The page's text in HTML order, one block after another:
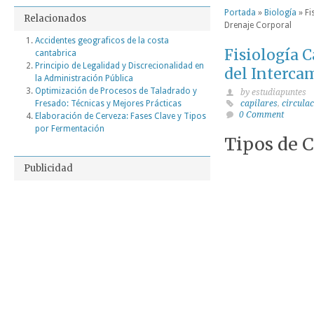
Portada » Biología »
Drenaje Corporal
Fisiología
del
by estudiapuntes
capilares,
0 Comment
Tipos de
Relacionados
Accidentes geograficos de la costa
cantabrica
Principio de Legalidad y Discrecionalidad en
la Administración Pública
Optimización de Procesos de Taladrado y
Fresado: Técnicas y Mejores Prácticas
Elaboración de Cerveza: Fases Clave y Tipos
por Fermentación
Publicidad